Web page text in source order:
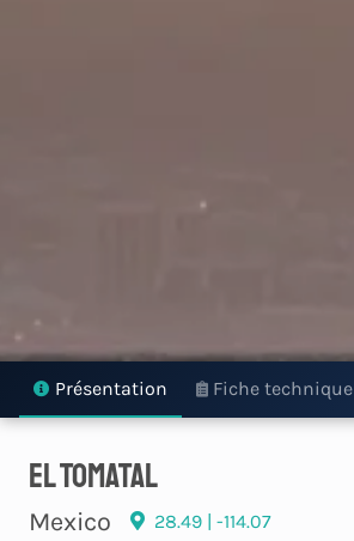
Présentation Fiche technique
El Tomatal
Mexico 28.49 | -114.07